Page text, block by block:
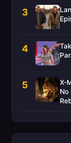
3
4
5
X-
No